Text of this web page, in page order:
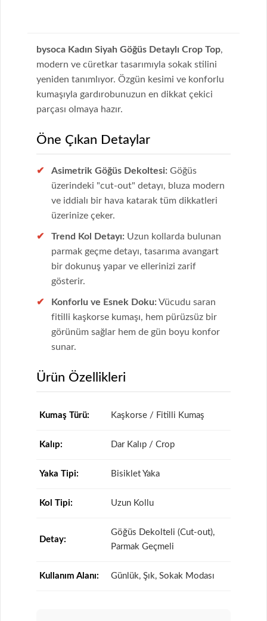
bysoca Kadın Siyah Göğüs Detaylı Crop Top,
modern ve cüretkar tasarımıyla sokak stilini
yeniden tanımlıyor. Özgün kesimi ve konforlu
kumaşıyla gardırobunuzun en dikkat çekici
parçası olmaya hazır.
Öne Çıkan Detaylar
Asimetrik Göğüs Dekoltesi: Göğüs
üzerindeki "cut-out" detayı, bluza modern
ve iddialı bir hava katarak tüm dikkatleri
üzerinize çeker.
Trend Kol Detayı: Uzun kollarda bulunan
parmak geçme detayı, tasarıma avangart
bir dokunuş yapar ve ellerinizi zarif
gösterir.
Konforlu ve Esnek Doku: Vücudu saran
fitilli kaşkorse kumaşı, hem pürüzsüz bir
görünüm sağlar hem de gün boyu konfor
sunar.
Ürün Özellikleri
Kumaş Türü: Kaşkorse / Fitilli Kumaş
Kalıp: Dar Kalıp / Crop
Yaka Tipi: Bisiklet Yaka
Kol Tipi: Uzun Kollu
Detay:
Göğüs Dekolteli (Cut-out),
Parmak Geçmeli
Kullanım Alanı: Günlük, Şık, Sokak Modası